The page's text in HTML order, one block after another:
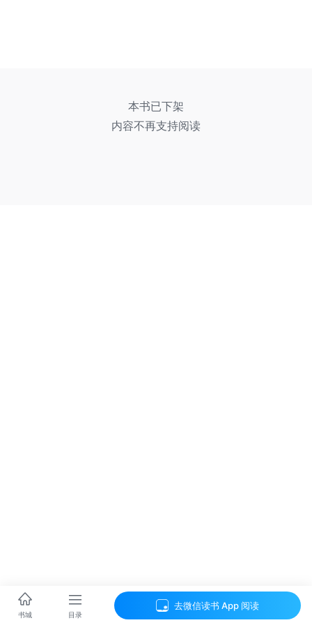
本书已下架
内容不再支持阅读
书城 目录
去微信读书 App 阅读